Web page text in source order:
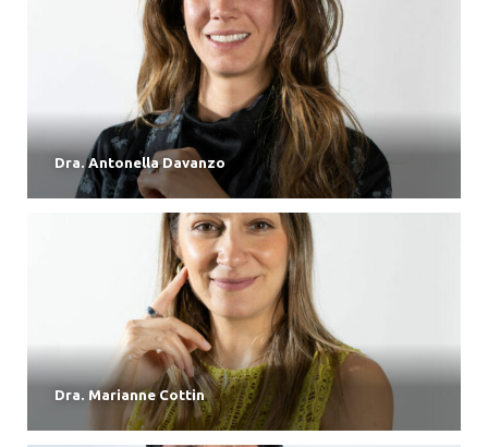
Dra. Antonella Davanzo
Dra. Marianne Cottin